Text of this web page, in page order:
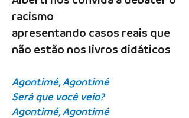
racismo
apresentando casos reais que
não estão nos livros didáticos
Agontimé, Agontimé
Será que você veio?
Agontimé, Agontimé